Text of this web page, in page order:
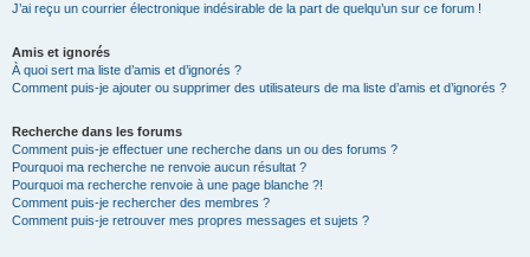
J’ai reçu un courrier électronique indésirable de la part de quelqu’un sur ce forum !
Amis et ignorés
À quoi sert ma liste d’amis et d’ignorés ?
Comment puis-je ajouter ou supprimer des utilisateurs de ma liste d’amis et d’ignorés ?
Recherche dans les forums
Comment puis-je effectuer une recherche dans un ou des forums ?
Pourquoi ma recherche ne renvoie aucun résultat ?
Pourquoi ma recherche renvoie à une page blanche ?!
Comment puis-je rechercher des membres ?
Comment puis-je retrouver mes propres messages et sujets ?